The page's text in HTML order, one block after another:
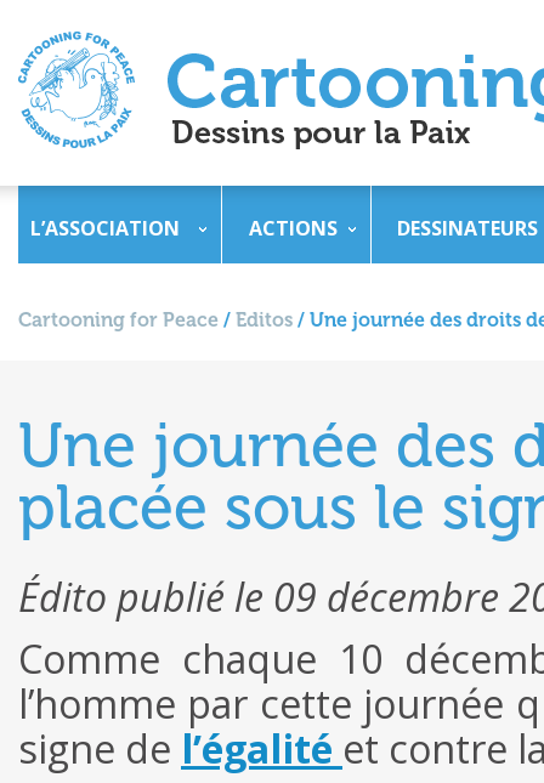
L’ASSOCIATION ACTIONS DESSINATEURS
Cartooning for Peace / Editos / Une journée des droits
Une journée des
placée sous le
Édito publié le 09 décembre
Comme chaque 10
l’homme par cette journée
signe de l’égalité et contre